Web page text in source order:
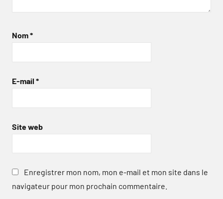
Nom*
E-mail *
Site web
Enregistrer mon nom, mon e-mail et mon site dans le
navigateur pour mon prochain commentaire.